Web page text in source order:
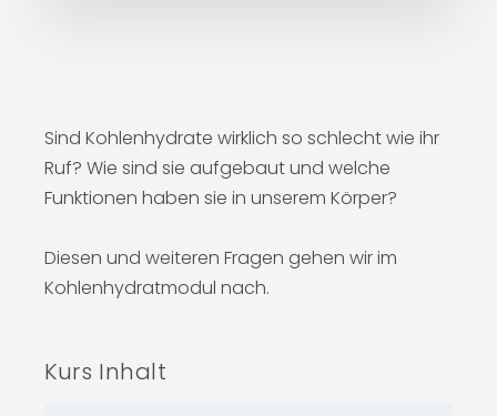
Sind Kohlenhydrate wirklich so schlecht wie ihr
Ruf? Wie sind sie aufgebaut und welche
Funktionen haben sie in unserem Körper?
Diesen und weiteren Fragen gehen wir im
Kohlenhydratmodul nach.
Kurs Inhalt